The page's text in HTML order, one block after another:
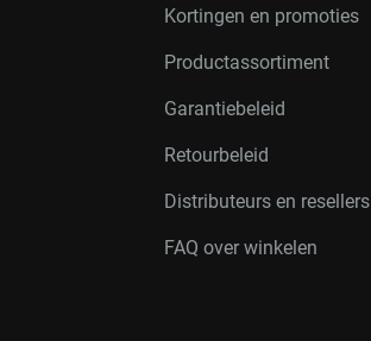
Kortingen en promoties
Productassortiment
Garantiebeleid
Retourbeleid
Distributeurs en resellers
FAQ over winkelen